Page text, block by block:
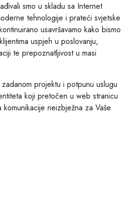
smo u skladu sa Internet
tehnologije i prateći svjetske
usavršavamo kako bismo
uspjeh u poslovanju,
te prepoznatljivost u masi
projektu i potpunu uslugu
koji pretočen u web stranicu
neizbježna za Vaše